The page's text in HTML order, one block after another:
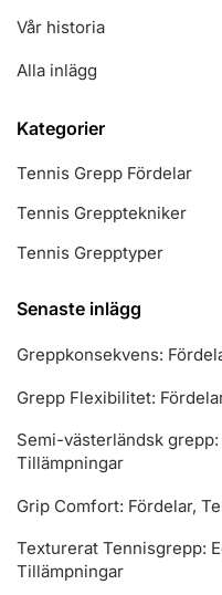
Vår historia
Alla inlägg
Kategorier
Tennis Grepp Fördelar
Tennis Grepptekniker
Tennis Grepptyper
Senaste inlägg
Greppkonsekvens:
Grepp Flexibilitet:
Semi-västerländsk grepp:
Tillämpningar
Grip Comfort: Fördelar,
Texturerat Tennisgrepp:
Tillämpningar